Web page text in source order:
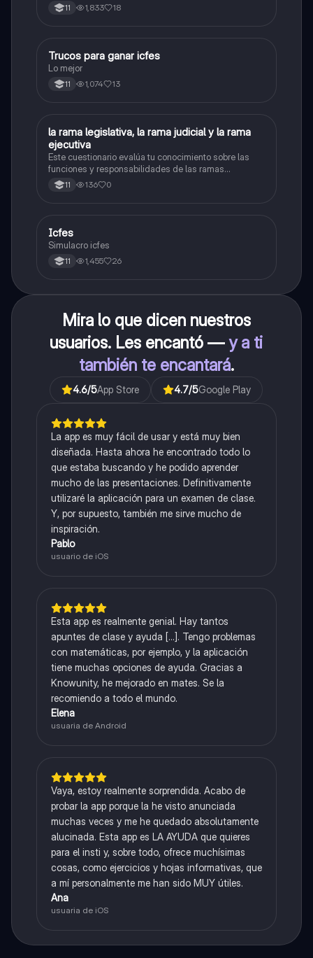
11 1,833 18
Química
Trucos para ganar icfes
Lo mejor
11 1,074 13
LSociales/Historia
la rama legislativa, la rama judicial y la rama
ejecutiva
Este cuestionario evalúa tu conocimiento sobre las
funciones y responsabilidades de las ramas
legislativa, judicial y ejecutiva.
11 136 0
ICFES: Sociales y Ciudadanas
Icfes
Simulacro icfes
11 1,455 26
Mira lo que dicen nuestros
usuarios. Les encantó —y a ti
también te encantará.
4.6/5App Store 4.7/5Google Play
La app es muy fácil de usar y está muy bien
diseñada. Hasta ahora he encontrado todo lo
que estaba buscando y he podido aprender
mucho de las presentaciones. Definitivamente
utilizaré la aplicación para un examen de clase.
Y, por supuesto, también me sirve mucho de
inspiración.
Pablo
usuario de iOS
Esta app es realmente genial. Hay tantos
apuntes de clase y ayuda [...]. Tengo problemas
con matemáticas, por ejemplo, y la aplicación
tiene muchas opciones de ayuda. Gracias a
Knowunity, he mejorado en mates. Se la
recomiendo a todo el mundo.
Elena
usuaria de Android
Vaya, estoy realmente sorprendida. Acabo de
probar la app porque la he visto anunciada
muchas veces y me he quedado absolutamente
alucinada. Esta app es LA AYUDA que quieres
para el insti y, sobre todo, ofrece muchísimas
cosas, como ejercicios y hojas informativas, que
a mí personalmente me han sido MUY útiles.
Ana
usuaria de iOS